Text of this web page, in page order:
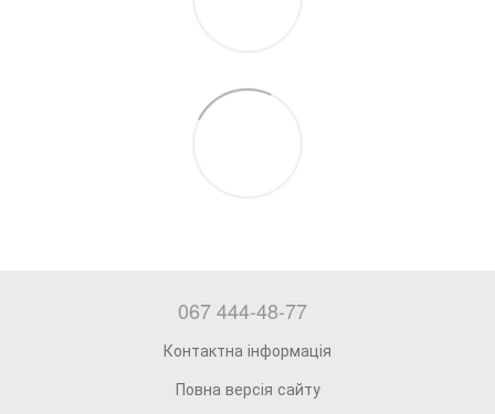
067 444-48-77
Контактна інформація
Повна версія сайту